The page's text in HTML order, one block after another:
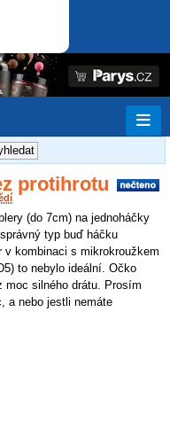
protihrotu
(do 7cm) na jednoháčky
typ buď háčku
kombinaci s mikrokroužkem
to nebylo ideální. Očko
moc silného drátu. Prosím
a nebo jestli nemáte